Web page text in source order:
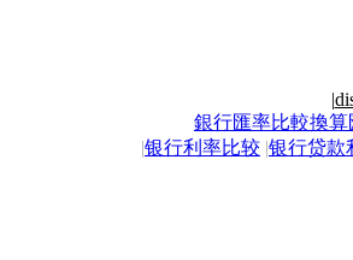
|
銀行匯率比較換算
|银行利率比较 |银行贷款